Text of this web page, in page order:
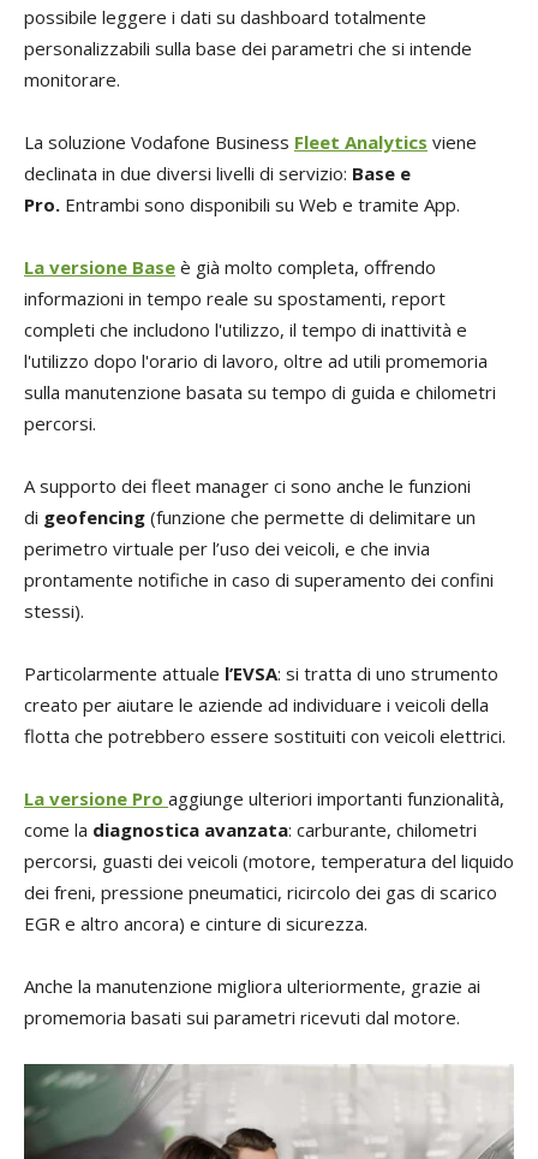
possibile leggere i dati su dashboard totalmente
personalizzabili sulla base dei parametri che si intende
monitorare.
La soluzione Vodafone Business Fleet Analytics viene
declinata in due diversi livelli di servizio: Base e
Pro. Entrambi sono disponibili su Web e tramite App.
La versione Base è già molto completa, offrendo
informazioni in tempo reale su spostamenti, report
completi che includono l'utilizzo, il tempo di inattività e
l'utilizzo dopo l'orario di lavoro, oltre ad utili promemoria
sulla manutenzione basata su tempo di guida e chilometri
percorsi.
A supporto dei fleet manager ci sono anche le funzioni
di geofencing (funzione che permette di delimitare un
perimetro virtuale per l’uso dei veicoli, e che invia
prontamente notifiche in caso di superamento dei confini
stessi).
Particolarmente attuale l’EVSA: si tratta di uno strumento
creato per aiutare le aziende ad individuare i veicoli della
flotta che potrebbero essere sostituiti con veicoli elettrici.
La versione Pro aggiunge ulteriori importanti funzionalità,
come la diagnostica avanzata: carburante, chilometri
percorsi, guasti dei veicoli (motore, temperatura del liquido
dei freni, pressione pneumatici, ricircolo dei gas di scarico
EGR e altro ancora) e cinture di sicurezza.
Anche la manutenzione migliora ulteriormente, grazie ai
promemoria basati sui parametri ricevuti dal motore.